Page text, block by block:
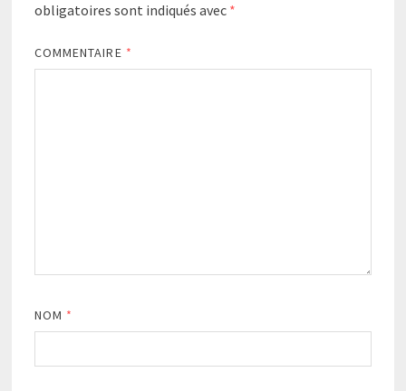
obligatoires sont indiqués avec *
COMMENTAIRE *
NOM *